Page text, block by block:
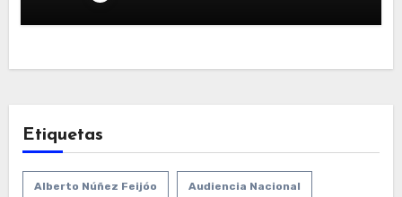
Etiquetas
Alberto Núñez Feijóo Audiencia Nacional